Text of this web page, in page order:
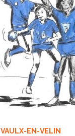
VAULX-EN-VELIN